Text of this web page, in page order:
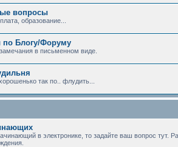
вопросы
образование...
по Блогу/Форуму
в письменном виде.
так по.. флудить...
в электронике, то задайте ваш вопрос тут.